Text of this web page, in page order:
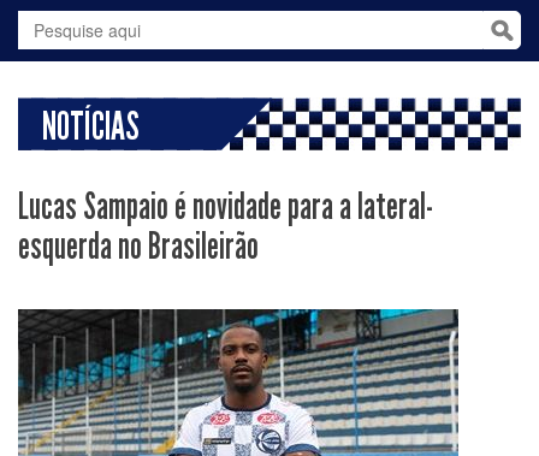
NOTÍCIAS
Lucas Sampaio é novidade para a lateral-
esquerda no Brasileirão